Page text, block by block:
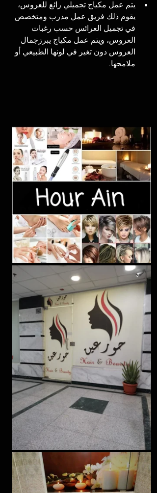
يتم عمل مكياج تجميلي رائع للعروس،
يقوم ذلك فريق عمل مدرب ومتخصص
في تجميل العرائس حسب رغبات
العروس، ويتم عمل مكياج يبرزجمال
العروس دون تغير في لونها الطبيعي أو
ملامحها.